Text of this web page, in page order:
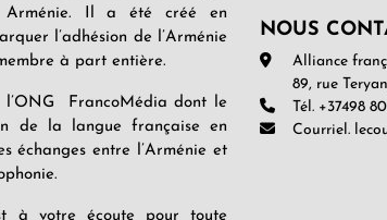
Arménie. Il a été créé en
l’adhésion de l’Arménie
à part entière.
FrancoMédia dont le
de la langue française en
échanges entre l’Arménie et
à votre écoute pour toute
NOUS
Alliance
89, rue
Tél. +37498
Courriel.